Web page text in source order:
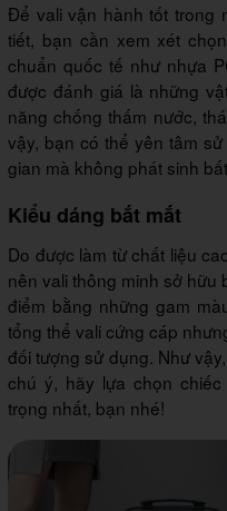
Để vali vận hành tốt trong
tiết, bạn cần xem xét
chuẩn quốc tế như nhựa
được đánh giá là những
năng chống thấm nước,
vậy, bạn có thể yên tâm
gian mà không phát sinh
Kiểu dáng bắt mắt
Do được làm từ chất liệu
nên vali thông minh sở hữu
điểm bằng những gam
tổng thể vali cứng cáp
đối tượng sử dụng. Như
chú ý, hãy lựa chọn
trọng nhất, bạn nhé!